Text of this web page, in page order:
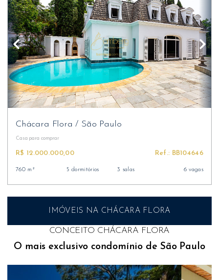
Chácara Flora/ São Paulo
Casa para comprar
R$ 12.000.000,00 Ref.: BB104646
760 m² 5 dormitórios 3 salas 6 vagas
IMÓVEIS NA CHÁCARA FLORA
CONCEITO CHÁCARA FLORA
O mais exclusivo condomínio de São Paulo